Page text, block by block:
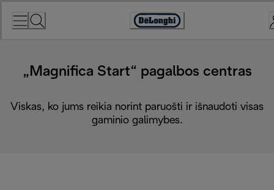
Accessibility
„Magnifica Start“ pagalbos centras
Viskas, ko jums reikia norint paruošti ir išnaudoti visas
gaminio galimybes.